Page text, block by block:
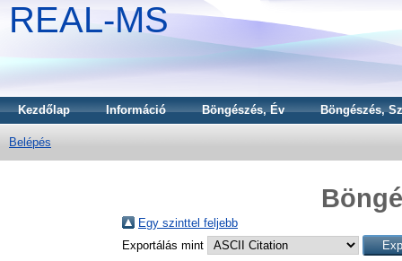
REAL-MS
Kezdőlap Információ Böngészés, Év Böngészés,
Belépés
Egy szinttel feljebb
Exportálás mint